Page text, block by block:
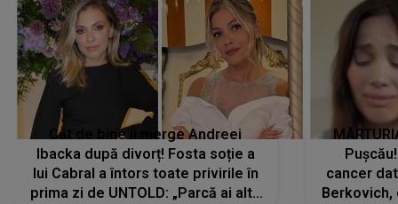
Cât de bine îi merge Andreei
Ibacka după divorț! Fosta soție a
lui Cabral a întors toate privirile în
prima zi de UNTOLD: „Parcă ai altă
cancer
Berkovich,